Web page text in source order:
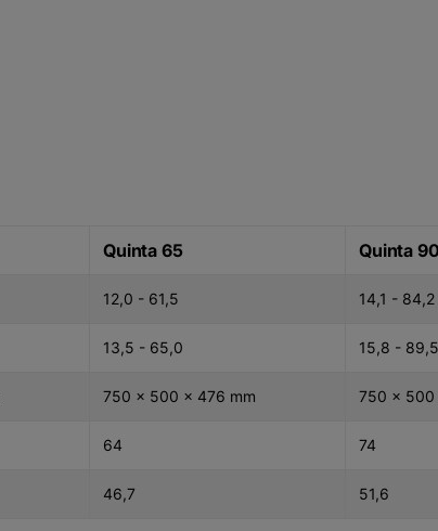
Quinta 65 Quinta
12,0 - 61,5 14,1 - 84,2
13,5 - 65,0 15,8 - 89,5
750 x 500 x 476 mm 750 x 500
64 74
46,7 51,6